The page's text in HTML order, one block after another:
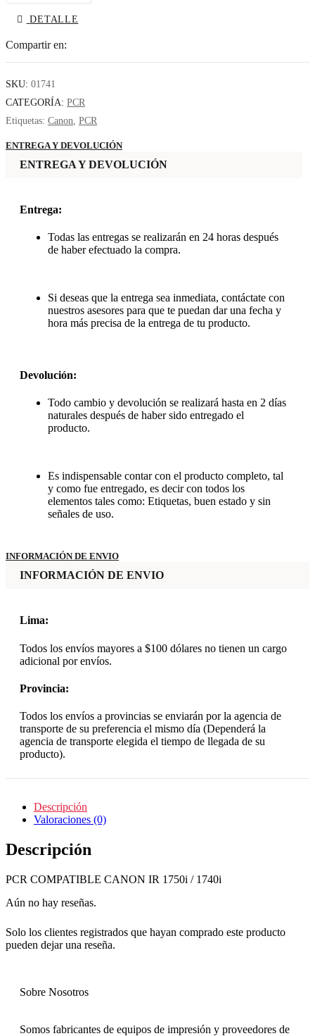
DETALLE
Compartir en:
SKU: 01741
CATEGORÍA: PCR
Etiquetas: Canon PCR
ENTREGA Y DEVOLUCIÓN
ENTREGA Y DEVOLUCIÓN
Entrega:
Todas las entregas se realizarán en 24 horas después
de haber efectuado la compra.
Si deseas que la entrega sea inmediata, contáctate con
nuestros asesores para que te puedan dar una fecha y
hora más precisa de la entrega de tu producto.
Devolución:
Todo cambio y devolución se realizará hasta en 2 días
naturales después de haber sido entregado el
producto.
Es indispensable contar con el producto completo, tal
y como fue entregado, es decir con todos los
elementos tales como: Etiquetas, buen estado y sin
señales de uso.
INFORMACIÓN DE ENVIO
INFORMACIÓN DE ENVIO
Lima:
Todos los envíos mayores a $100 dólares no tienen un cargo
adicional por envíos.
Provincia:
Todos los envíos a provincias se enviarán por la agencia de
transporte de su preferencia el mismo día (Dependerá la
agencia de transporte elegida el tiempo de llegada de su
producto).
Descripción
Valoraciones (0)
Descripción
PCR COMPATIBLE CANON IR 1750i / 1740i
Aún no hay reseñas.
Solo los clientes registrados que hayan comprado este producto
pueden dejar una reseña.
Sobre Nosotros
Somos fabricantes de equipos de impresión y proveedores de